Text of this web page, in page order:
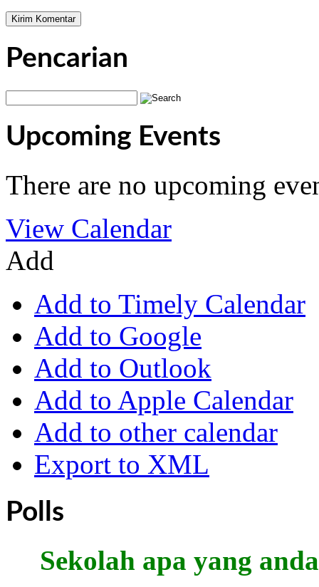
Pencarian
Upcoming Events
There are no upcoming
View Calendar
Add
Add to Timely Calendar
Add to Google
Add to Outlook
Add to Apple Calendar
Add to other calendar
Export to XML
Polls
Sekolah apa yang